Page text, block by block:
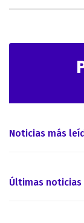
Noticias más
Últimas noticias